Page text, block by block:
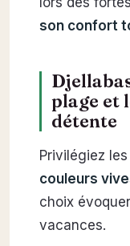
son confort
plage et
détente
Privilégiez les
couleurs
choix
vacances.